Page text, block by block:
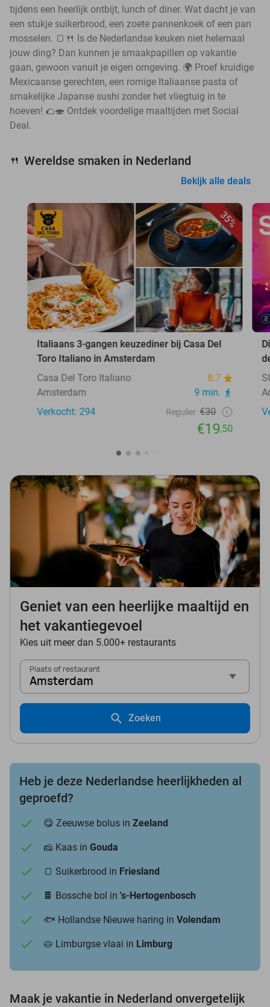
tijdens een heerlijk ontbijt, lunch of diner. Wat dacht je van
een stukje suikerbrood, een zoete pannenkoek of een pan
mosselen. 🍞🍴 Is de Nederlandse keuken niet helemaal
jouw ding? Dan kunnen je smaakpapillen op vakantie
gaan, gewoon vanuit je eigen omgeving. 🌍 Proef kruidige
Mexicaanse gerechten, een romige Italiaanse pasta of
smakelijke Japanse sushi zonder het vliegtuig in te
hoeven! 🌮🍣 Ontdek voordelige maaltijden met Social
Deal.
🍴 Wereldse smaken in Nederland
Bekijk alle deals
35%
Italiaans 3-gangen keuzediner bij Casa Del
Toro Italiano in Amsterdam
Casa Del Toro Italiano
8.7
Amsterdam
9 min.
Verkocht: 294
Regulier €30
€19,50
Geniet van een heerlijke maaltijd en
het vakantiegevoel
Kies uit meer dan 5.000+ restaurants
Plaats of restaurant
Amsterdam
Zoeken
Heb je deze Nederlandse heerlijkheden al
geproefd?
😋 Zeeuwse bolus in Zeeland
🧀 Kaas in Gouda
🍞 Suikerbrood in Friesland
🍫 Bossche bol in 's-Hertogenbosch
🐟 Hollandse Nieuwe haring in Volendam
🥧 Limburgse vlaai in Limburg
Maak je vakantie in Nederland onvergetelijk